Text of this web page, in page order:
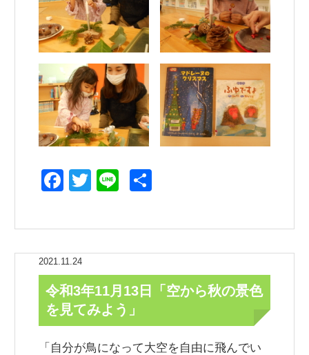
Facebook
Twitter
Line
2021.11.24
令和3年11月13日「空から秋の景色
を見てみよう」
「自分が鳥になって大空を自由に飛んでい